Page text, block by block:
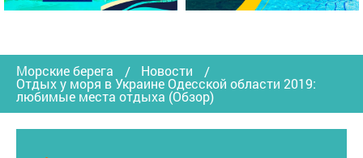
Морские берега Новости
Отдых у моря в Украине Одесской области 2019:
любимые места отдыха (Обзор)